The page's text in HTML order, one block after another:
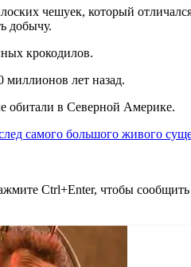
чешуек, который
добычу.
крокодилов.
лет назад.
обитали в Северной Америке.
самого большого живого
Ctrl+Enter, чтобы